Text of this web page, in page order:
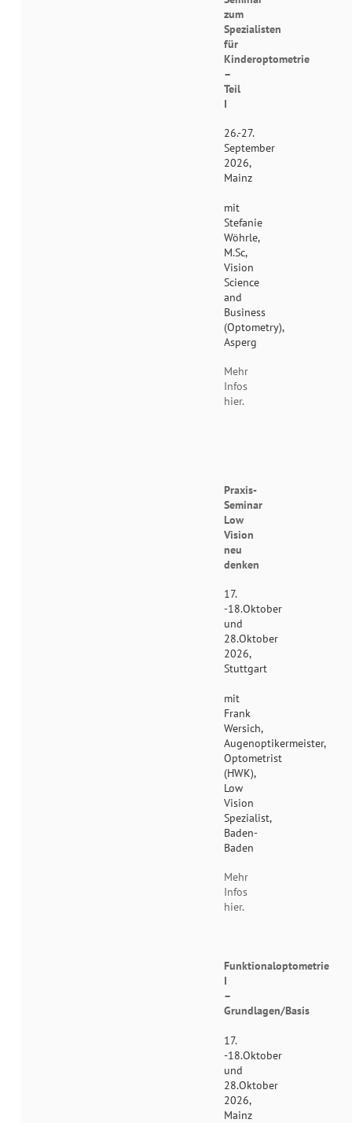
zum
Spezialisten
für
Kinderoptometrie
–
Teil
I
26.-27.
September
2026,
Mainz
mit
Stefanie
Wöhrle,
M.Sc,
Vision
Science
and
Business
(Optometry),
Asperg
Mehr
Infos
hier.
Praxis-
Seminar
Low
Vision
neu
denken
17.
-18.Oktober
und
28.Oktober
2026,
Stuttgart
mit
Frank
Wersich,
Augenoptikermeister,
Optometrist
(HWK),
Low
Vision
Spezialist,
Baden-
Baden
Mehr
Infos
hier.
Funktionaloptometrie
I
–
Grundlagen/Basis
17.
-18.Oktober
und
28.Oktober
2026,
Mainz